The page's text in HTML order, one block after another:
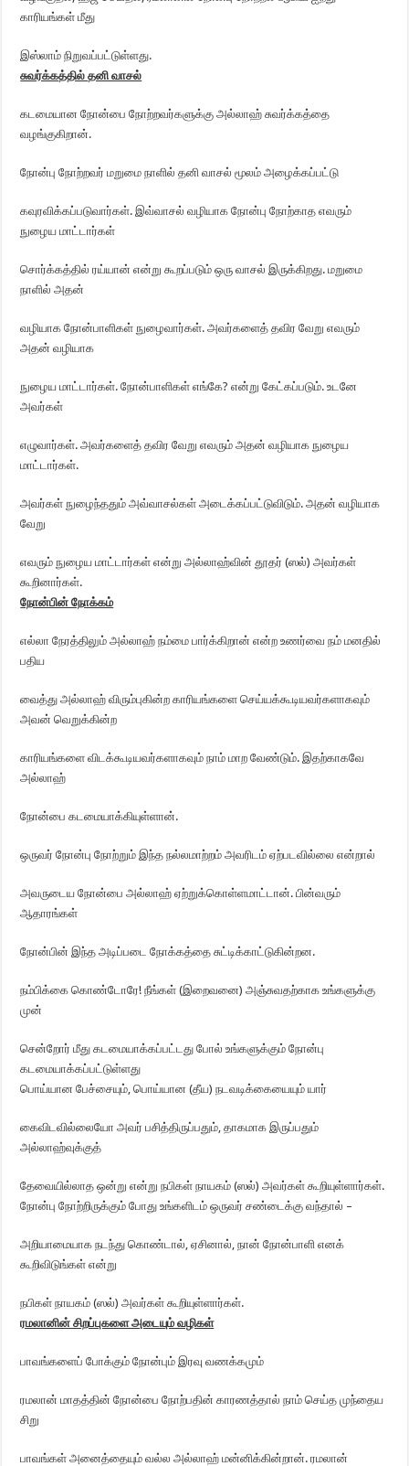
காரியங்கள் மீது
இஸ்லாம் நிறுவப்பட்டுள்ளது.
சுவர்க்கத்தில் தனி வாசல்
கடமையான நோன்பை நோற்றவர்களுக்கு அல்லாஹ் சுவர்க்கத்தை
வழங்குகிறான்.
நோன்பு நோற்றவர் மறுமை நாளில் தனி வாசல் மூலம் அழைக்கப்பட்டு
கவுரவிக்கப்படுவார்கள். இவ்வாசல் வழியாக நோன்பு நோற்காத எவரும்
நுழைய மாட்டார்கள்
சொர்க்கத்தில் ரய்யான் என்று கூறப்படும் ஒரு வாசல் இருக்கிறது. மறுமை
நாளில் அதன்
வழியாக நோன்பாளிகள் நுழைவார்கள். அவர்களைத் தவிர வேறு எவரும்
அதன் வழியாக
நுழைய மாட்டார்கள். நோன்பாளிகள் எங்கே? என்று கேட்கப்படும். உடனே
அவர்கள்
எழுவார்கள். அவர்களைத் தவிர வேறு எவரும் அதன் வழியாக நுழைய
மாட்டார்கள்.
அவர்கள் நுழைந்ததும் அவ்வாசல்கள் அடைக்கப்பட்டுவிடும். அதன் வழியாக
வேறு
எவரும் நுழைய மாட்டார்கள் என்று அல்லாஹ்வின் தூதர் (ஸல்) அவர்கள்
கூறினார்கள்.
நோன்பின் நோக்கம்
எல்லா நேரத்திலும் அல்லாஹ் நம்மை பார்க்கிறான் என்ற உணர்வை நம் மனதில்
பதிய
வைத்து அல்லாஹ் விரும்புகின்ற காரியங்களை செய்யக்கூடியவர்களாகவும்
அவன் வெறுக்கின்ற
காரியங்களை விடக்கூடியவர்களாகவும் நாம் மாற வேண்டும். இதற்காகவே
அல்லாஹ்
நோன்பை கடமையாக்கியுள்ளான்.
ஒருவர் நோன்பு நோற்றும் இந்த நல்லமாற்றம் அவரிடம் ஏற்படவில்லை என்றால்
அவருடைய நோன்பை அல்லாஹ் ஏற்றுக்கொள்ளமாட்டான். பின்வரும்
ஆதாரங்கள்
நோன்பின் இந்த அடிப்படை நோக்கத்தை சுட்டிக்காட்டுகின்றன.
நம்பிக்கை கொண்டோரே! நீங்கள் (இறைவனை) அஞ்சுவதற்காக உங்களுக்கு
முன்
சென்றோர் மீது கடமையாக்கப்பட்டது போல் உங்களுக்கும் நோன்பு
கடமையாக்கப்பட்டுள்ளது
பொய்யான பேச்சையும், பொய்யான (தீய) நடவடிக்கையையும் யார்
கைவிடவில்லையோ அவர் பசித்திருப்பதும், தாகமாக இருப்பதும்
அல்லாஹ்வுக்குத்
தேவையில்லாத ஒன்று என்று நபிகள் நாயகம் (ஸல்) அவர்கள் கூறியுள்ளார்கள்.
நோன்பு நோற்றிருக்கும் போது உங்களிடம் ஒருவர் சண்டைக்கு வந்தால் –
அறியாமையாக நடந்து கொண்டால், ஏசினால், நான் நோன்பாளி எனக்
கூறிவிடுங்கள் என்று
நபிகள் நாயகம் (ஸல்) அவர்கள் கூறியுள்ளார்கள்.
ரமலானின் சிறப்புகளை அடையும் வழிகள்
பாவங்களைப் போக்கும் நோன்பும் இரவு வணக்கமும்
ரமலான் மாதத்தின் நோன்பை நோற்பதின் காரணத்தால் நாம் செய்த முந்தைய
சிறு
பாவங்கள் அனைத்தையும் வல்ல அல்லாஹ் மன்னிக்கின்றான். ரமலான்